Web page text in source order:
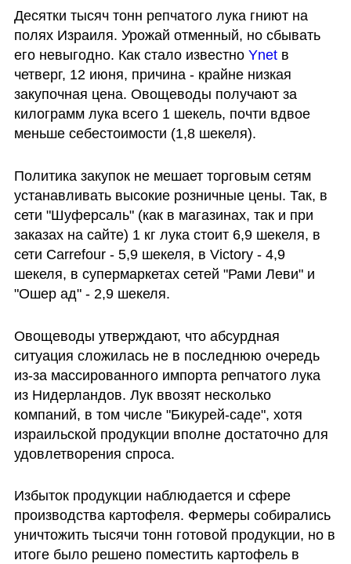
Десятки тысяч тонн репчатого лука гниют на
полях Израиля. Урожай отменный, но сбывать
его невыгодно. Как стало известно Ynet в
четверг, 12 июня, причина - крайне низкая
закупочная цена. Овощеводы получают за
килограмм лука всего 1 шекель, почти вдвое
меньше себестоимости (1,8 шекеля).
Политика закупок не мешает торговым сетям
устанавливать высокие розничные цены. Так, в
сети "Шуферсаль" (как в магазинах, так и при
заказах на сайте) 1 кг лука стоит 6,9 шекеля, в
сети Carrefour - 5,9 шекеля, в Victory - 4,9
шекеля, в супермаркетах сетей "Рами Леви" и
"Ошер ад" - 2,9 шекеля.
Овощеводы утверждают, что абсурдная
ситуация сложилась не в последнюю очередь
из-за массированного импорта репчатого лука
из Нидерландов. Лук ввозят несколько
компаний, в том числе "Бикурей-саде", хотя
израильской продукции вполне достаточно для
удовлетворения спроса.
Избыток продукции наблюдается и сфере
производства картофеля. Фермеры собирались
уничтожить тысячи тонн готовой продукции, но в
итоге было решено поместить картофель в